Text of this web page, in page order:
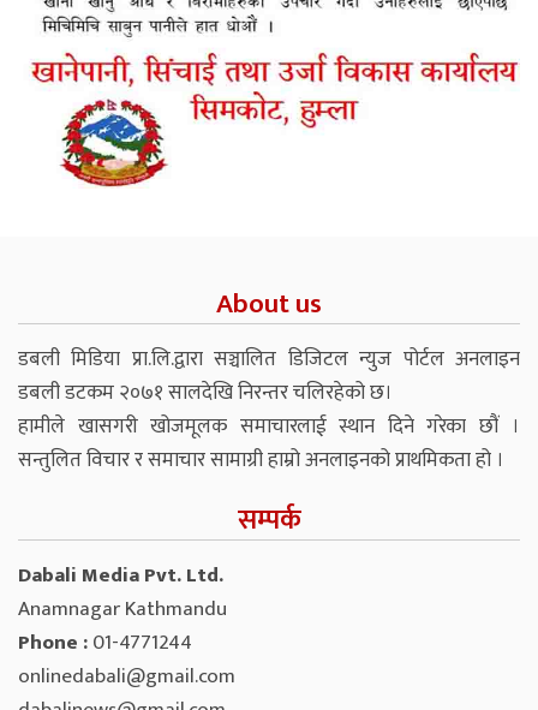
About us
डबली मिडिया प्रा.लि.द्वारा सञ्चालित डिजिटल न्युज पोर्टल अनलाइन
डबली डटकम २०७१ सालदेखि निरन्तर चलिरहेको छ।
हामीले खासगरी खोजमूलक समाचारलाई स्थान दिने गरेका छौं ।
सन्तुलित विचार र समाचार सामाग्री हाम्रो अनलाइनको प्राथमिकता हो ।
सम्पर्क
Dabali Media Pvt. Ltd.
Anamnagar Kathmandu
Phone :01-4771244
onlinedabali@gmail.com